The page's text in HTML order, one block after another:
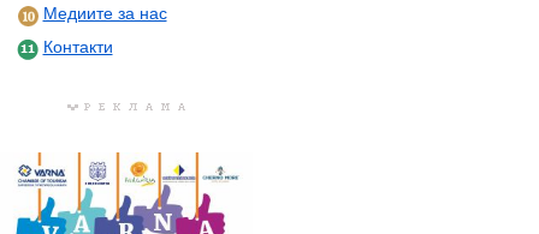
Медиите за нас
Контакти